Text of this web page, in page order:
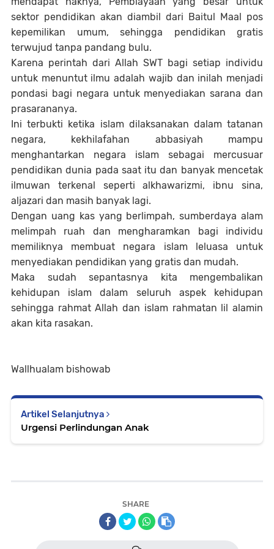
sektor pendidikan akan diambil dari Baitul Maal pos
kepemilikan umum, sehingga pendidikan gratis
terwujud tanpa pandang bulu.
Karena perintah dari Allah SWT bagi setiap individu
untuk menuntut ilmu adalah wajib dan inilah menjadi
pondasi bagi negara untuk menyediakan sarana dan
prasarananya.
Ini terbukti ketika islam dilaksanakan dalam tatanan
negara, kekhilafahan abbasiyah mampu
menghantarkan negara islam sebagai mercusuar
pendidikan dunia pada saat itu dan banyak mencetak
ilmuwan terkenal seperti alkhawarizmi, ibnu sina,
aljazari dan masih banyak lagi.
Dengan uang kas yang berlimpah, sumberdaya alam
melimpah ruah dan mengharamkan bagi individu
memiliknya membuat negara islam leluasa untuk
menyediakan pendidikan yang gratis dan mudah.
Maka sudah sepantasnya kita mengembalikan
kehidupan islam dalam seluruh aspek kehidupan
sehingga rahmat Allah dan islam rahmatan lil alamin
akan kita rasakan.
Wallhualam bishowab
Artikel Selanjutnya
Urgensi Perlindungan Anak
SHARE